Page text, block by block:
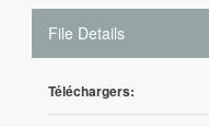
File Details
Téléchargers: